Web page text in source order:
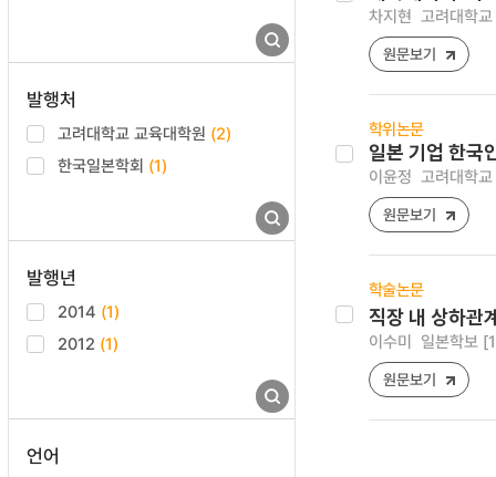
발행처
고려대학교 교육대학원 (2)
한국일본학회 (1)
발행년
2014 (1)
2012 (1)
언어
차지현 고려대학
원문보기
학위논문
일본 기업 한국
이윤정 고려대학
원문보기
학술논문
직장 내 상하관
이수미 일본학보
원문보기